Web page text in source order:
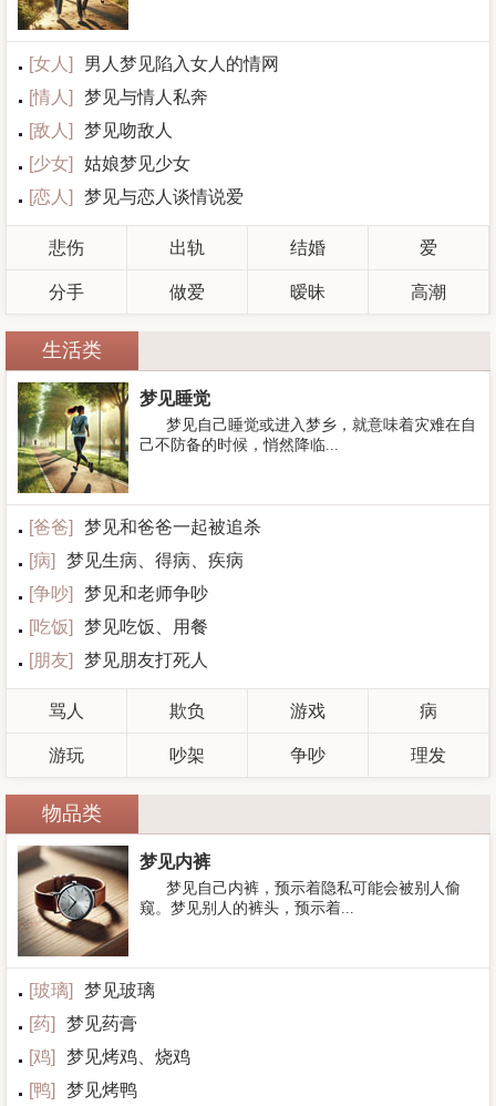
[女人 ]
男人梦见陷入女人的情网
[情人 ]
梦见与情人私奔
[敌人 ]
梦见吻敌人
[少女]
姑娘梦见少女
[恋人 ] 梦见与恋人谈情说爱
悲伤 出轨 结婚 爱
分手 做爱 暧昧 高潮
生活类
梦见睡觉
梦见自己睡觉或进入梦乡，就意味着灾难在自
己不防备的时候，悄然降临...
[爸爸]
梦见和爸爸一起被追杀
[病]
梦见生病、得病、疾病
[争吵]
梦见和老师争吵
[吃饭]
梦见吃饭、用餐
[朋友] 梦见朋友打死人
骂人 欺负 游戏 病
游玩 吵架 争吵 理发
物品类
梦见内裤
梦见自己内裤，预示着隐私可能会被别人偷
窥。梦见别人的裤头，预示着...
[玻璃]
梦见玻璃
[药]
梦见药膏
[鸡]
梦见烤鸡、烧鸡
[鸭] 梦见烤鸭